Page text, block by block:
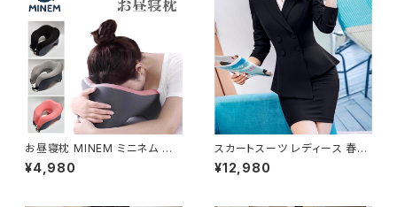
お昼寝枕 MINEM ミニネム 仮
眠枕 うつぶせ枕 ネックピロー
洗える 軽量 通気性 机 デスク
¥4,980
スカートスーツ レディース 春夏
秋冬 春 夏 秋 冬 黒 スーツ 上
下セット 2点セット ジャケット ス
¥12,980